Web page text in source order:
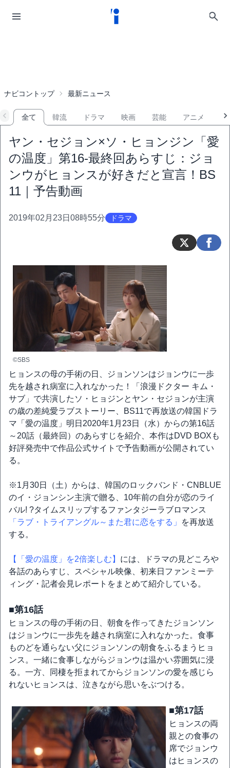
ナビコントップ 最新ニュース
全て 韓流 ドラマ 映画 芸能 アニメ
ヤン・セジョン×ソ・ヒョンジン「愛
の温度」第16-最終回あらすじ：ジョ
ンウがヒョンスが好きだと宣言！BS
11｜予告動画
2019年02月23日08時55分 ドラマ
©SBS
ヒョンスの母の手術の日、ジョンソンはジョンウに一歩
先を越され病室に入れなかった！「浪漫ドクター キム・
サブ」で共演したソ・ヒョジンとヤン・セジョンが主演
の歳の差純愛ラブストーリー、BS11で再放送の韓国ドラ
マ「愛の温度」明日2020年1月23日（水）からの第16話
～20話（最終回）のあらすじを紹介、本作はDVD BOXも
好評発売中で作品公式サイトで予告動画が公開されてい
る。
※1月30日（土）からは、韓国のロックバンド・CNBLUE
のイ・ジョンシン主演で贈る、10年前の自分が恋のライ
バル! ?タイムスリップするファンタジーラブロマンス
「ラブ・トライアングル～また君に恋をする」
を再放送
する。
【「愛の温度」を2倍楽しむ】 には、ドラマの見どころや
各話のあらすじ、スペシャル映像、初来日ファンミーテ
ィング・記者会見レポートをまとめて紹介している。
■第16話
ヒョンスの母の手術の日、朝食を作ってきたジョンソン
はジョンウに一歩先を越され病室に入れなかった。食事
ものどを通らない父にジョンソンの朝食をふるまうヒョ
ンス。一緒に食事しながらジョンウは温かい雰囲気に浸
る。一方、同棲を拒まれてからジョンソンの愛を感じら
れないヒョンスは、泣きながら思いをぶつける。
■第17話
ヒョンスの両
親との食事の
席でジョンウ
はヒョンスの